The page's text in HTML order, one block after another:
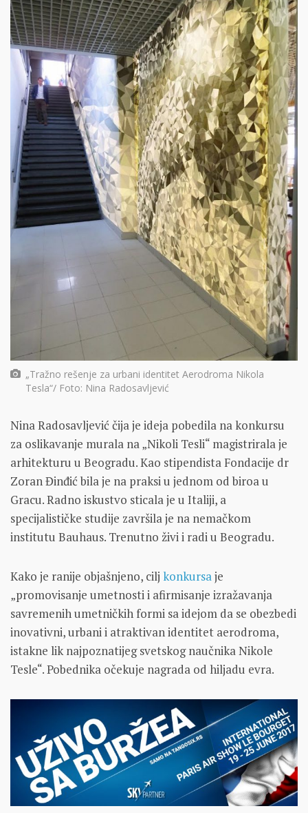
„Tražno rešenje za urbani identitet Aerodroma Nikola
Tesla“/ Foto: Nina Radosavljević
Nina Radosavljević čija je ideja pobedila na konkursu
za oslikavanje murala na „Nikoli Tesli“ magistrirala je
arhitekturu u Beogradu. Kao stipendista Fondacije dr
Zoran Đinđić bila je na praksi u jednom od biroa u
Gracu. Radno iskustvo sticala je u Italiji, a
specijalističke studije završila je na nemačkom
institutu Bauhaus. Trenutno živi i radi u Beogradu.
Kako je ranije objašnjeno, cilj konkursaje
„promovisanje umetnosti i afirmisanje izražavanja
savremenih umetničkih formi sa idejom da se obezbedi
inovativni, urbani i atraktivan identitet aerodroma,
istakne lik najpoznatijeg svetskog naučnika Nikole
Tesle“. Pobednika očekuje nagrada od hiljadu evra.